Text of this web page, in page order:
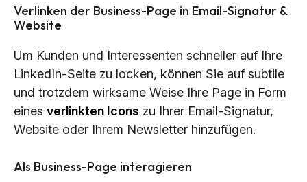
Verlinken der Business-Page in Email-Signatur &
Website
Um Kunden und Interessenten schneller auf Ihre
LinkedIn-Seite zu locken, können Sie auf subtile
und trotzdem wirksame Weise Ihre Page in Form
eines verlinkten Icons zu Ihrer Email-Signatur,
Website oder Ihrem Newsletter hinzufügen.
Als Business-Page interagieren